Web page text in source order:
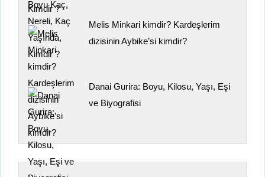
Melis Minkari kimdir? Kardeşlerim
dizisinin Aybike’si kimdir?
Danai Gurira: Boyu, Kilosu, Yaşı, Eşi
ve Biyografisi